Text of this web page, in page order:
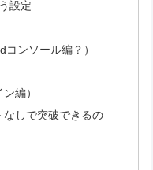
設定
ンソール編？）
編）
なしで突破できるの